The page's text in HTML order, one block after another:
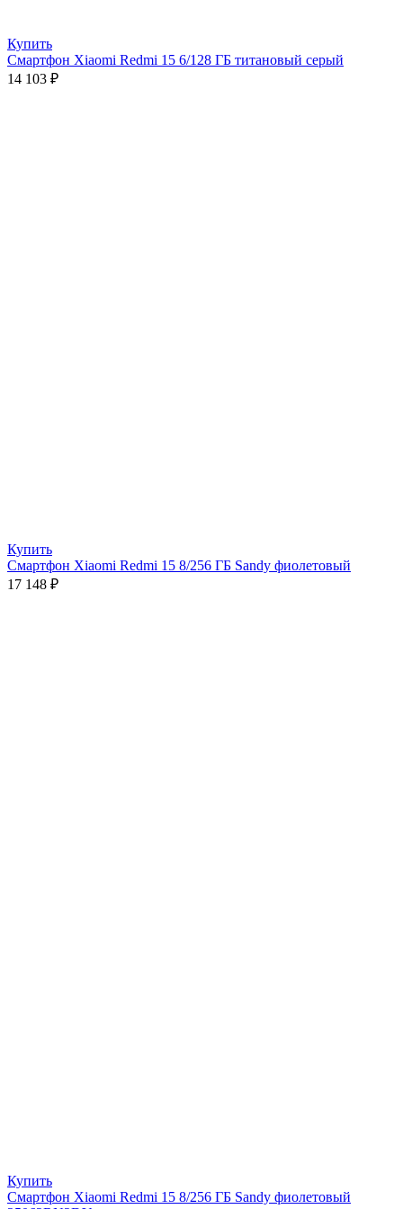
Купить
Смартфон Xiaomi Redmi 15 6/128 ГБ титановый серый
14 103 ₽
Купить
Смартфон Xiaomi Redmi 15 8/256 ГБ Sandy фиолетовый
17 148 ₽
Купить
Смартфон Xiaomi Redmi 15 8/256 ГБ Sandy фиолетовый